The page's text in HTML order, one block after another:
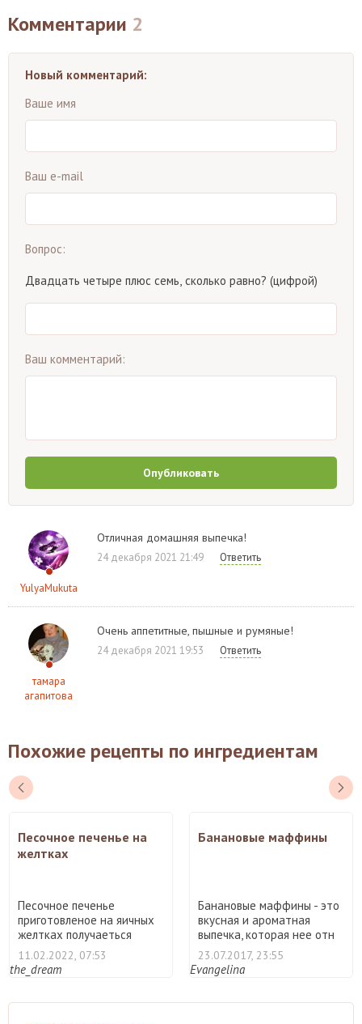
Комментарии 2
Новый комментарий:
Ваше имя
Ваш e-mail
Вопрос:
Двадцать четыре плюс семь, сколько равно? (цифрой)
Ваш комментарий:
Опубликовать
YulyaMukuta
Отличная домашняя выпечка!
24 декабря 2021 21:49 Ответить
тамара
агапитова
Очень аппетитные, пышные и румяные!
24 декабря 2021 19:53 Ответить
Похожие рецепты по ингредиентам
Песочное печенье на
желтках
Песочное печенье
приготовленое на яичных
желтках получаеться
очень н ...
11.02.2022, 07:53
the_dream
Банановые маффины
Банановые маффины - это
вкусная и ароматная
выпечка, которая нее отн
...
23.07.2017, 23:55
Evangelina